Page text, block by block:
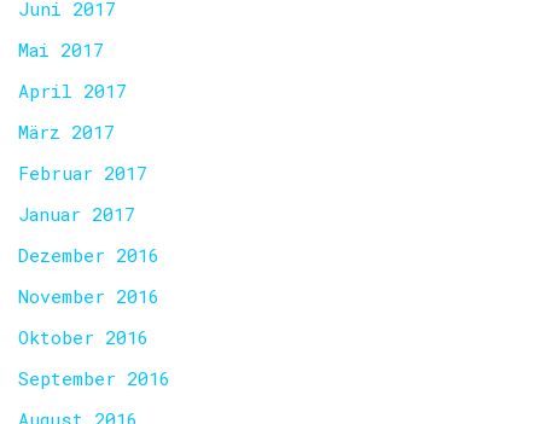
Juni 2017
Mai 2017
April 2017
März 2017
Februar 2017
Januar 2017
Dezember 2016
November 2016
Oktober 2016
September 2016